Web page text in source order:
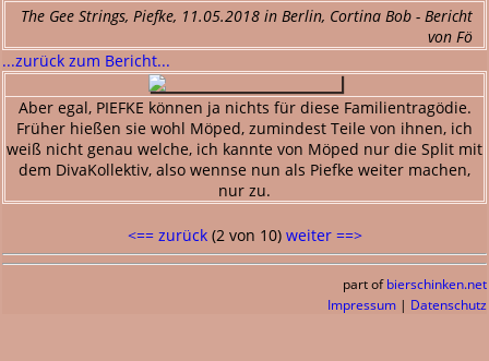
The Gee Strings, Piefke, 11.05.2018 in Berlin, Cortina Bob - Bericht
von Fö
...zurück zum Bericht...
Aber egal, PIEFKE können ja nichts für diese Familientragödie.
Früher hießen sie wohl Möped, zumindest Teile von ihnen, ich
weiß nicht genau welche, ich kannte von Möped nur die Split mit
dem DivaKollektiv, also wennse nun als Piefke weiter machen,
nur zu.
<== zurück(2 von 10) weiter ==>
part of bierschinken.net
Impressum | Datenschutz